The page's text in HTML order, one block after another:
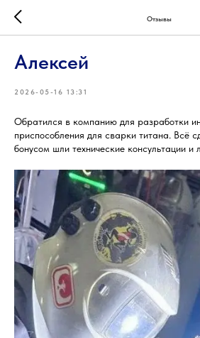
Отзывы
Алексей
2026-05-16 13:31
Обратился в компанию для разработки
приспособления для сварки титана. Всё
бонусом шли технические консультации и